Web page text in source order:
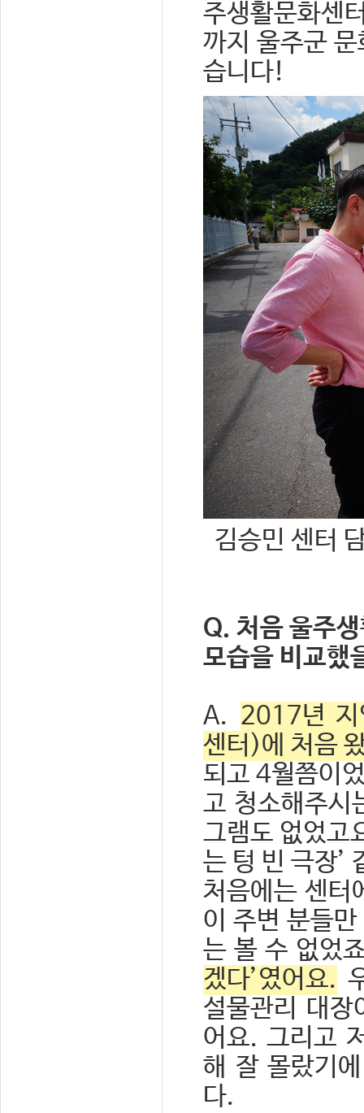
주생활문화센
까지 울주군
습니다!
김승민 센터
Q. 처음 울주
모습을 비교했
A. 2017년 지
센터)에 처음
되고 4월쯤이
고 청소해주시
그램도 없었고
는 텅 빈 극장’
처음에는 센터
이 주변 분들
는 볼 수 없었
겠다’였어요.
설물관리 대
어요. 그리고
해 잘 몰랐기
다.